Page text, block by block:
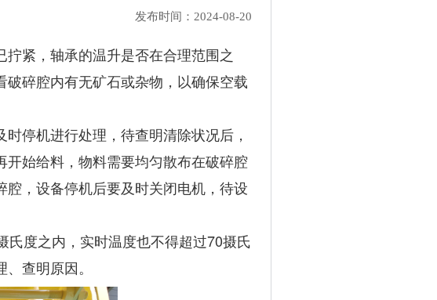
发布时间：2024-08-20
紧，轴承的温升是否在合理范围之
碎腔内有无矿石或杂物，以确保空载
停机进行处理，待查明清除状况后，
开始给料，物料需要均匀散布在破碎腔
，设备停机后要及时关闭电机，待设
氏度之内，实时温度也不得超过70摄氏
查明原因。